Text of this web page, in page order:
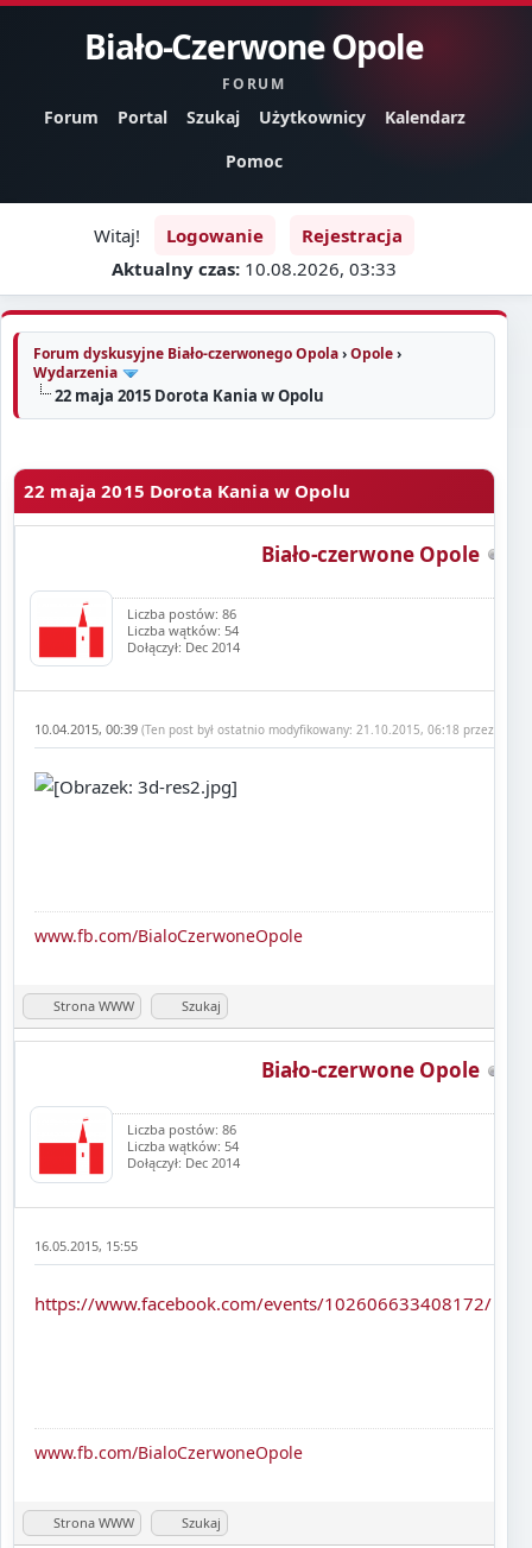
Biało-Czerwone Opole
FORUM
Forum Portal Szukaj Użytkownicy
Kalendarz
Pomoc
Witaj! Logowanie
Rejestracja
Aktualny czas: 10.08.2026, 03:33
Forum dyskusyjne Biało-czerwonego Opola›Opole›
Wydarzenia
22 maja 2015 Dorota Kania w Opolu
22 maja 2015 Dorota Kania w Opolu
Biało-czerwone Opole
Liczba postów: 86
Liczba wątków: 54
Dołączył: Dec 2014
10.04.2015, 00:39 (Ten post był ostatnio modyfikowany: 21.10.2015, 06:18 przez
www.fb.com/BialoCzerwoneOpole
Strona WWW Szukaj
Biało-czerwone Opole
Liczba postów: 86
Liczba wątków: 54
Dołączył: Dec 2014
16.05.2015, 15:55
https://www.facebook.com/events/102606633408172/
www.fb.com/BialoCzerwoneOpole
Strona WWW Szukaj